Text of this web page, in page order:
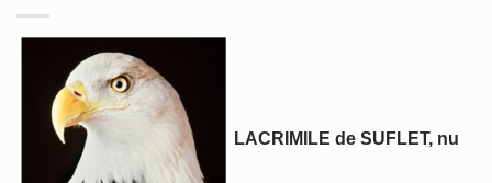
LACRIMILE de SUFLET, nu